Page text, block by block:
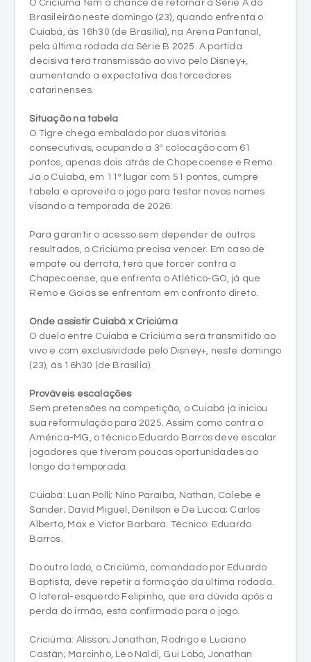
pela última rodada da Série B 2025. A partida
decisiva terá transmissão ao vivo pelo Disney+,
aumentando a expectativa dos torcedores
catarinenses.
Situação na tabela
O Tigre chega embalado por duas vitórias
pontos, apenas dois atrás de Chapecoense e Remo.
Já o Cuiabá, em 11º lugar com 51 pontos, cumpre
tabela e aproveita o jogo para testar novos nomes
visando a temporada de 2026.
Para garantir o acesso sem depender de outros
resultados, o Criciúma precisa vencer. Em caso de
Chapecoense, que enfrenta o Atlético-GO, já que
Remo e Goiás se enfrentam em confronto direto.
Onde assistir Cuiabá x Criciúma
O duelo entre Cuiabá e Criciúma será transmitido ao
(23), às 16h30 (de Brasília).
Prováveis escalações
Sem pretensões na competição, o Cuiabá já iniciou
América-MG, o técnico Eduardo Barros deve escalar
jogadores que tiveram poucas oportunidades ao
longo da temporada.
Cuiabá: Luan Polli; Nino Paraíba, Nathan, Calebe e
Sander; David Miguel, Denilson e De Lucca; Carlos
Barros.
Do outro lado, o Criciúma, comandado por Eduardo
Baptista, deve repetir a formação da última rodada.
perda do irmão, está confirmado para o jogo.
Criciúma: Alisson; Jonathan, Rodrigo e Luciano
Castán; Marcinho, Léo Naldi, Gui Lobo, Jonathan
Técnico: Eduardo Baptista.